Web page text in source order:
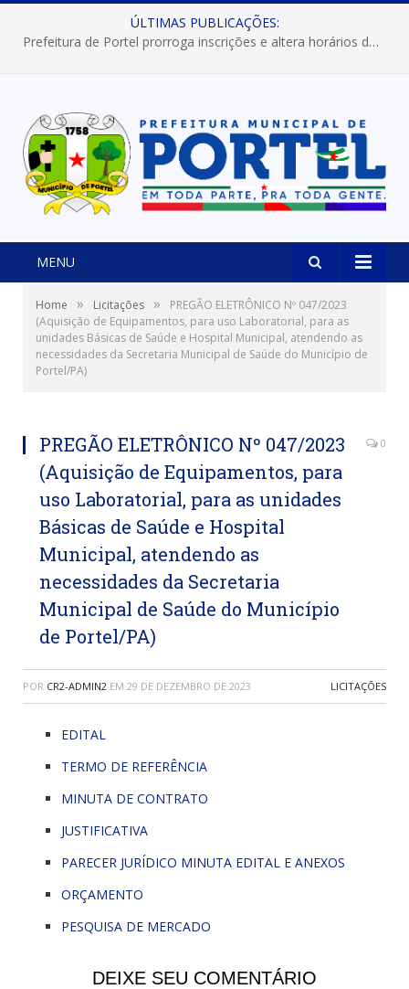
ÚLTIMAS PUBLICAÇÕES:
Prefeitura de Portel prorroga inscrições e altera horários dos concursos “Musa” e “Miss Mix Verão 2026”
MENU
Home » Licitações »
PREGÃO ELETRÔNICO Nº 047/2023
(Aquisição de Equipamentos, para uso Laboratorial, para as
unidades Básicas de Saúde e Hospital Municipal, atendendo as
necessidades da Secretaria Municipal de Saúde do Município de
Portel/PA)
PREGÃO ELETRÔNICO Nº 047/2023
(Aquisição de Equipamentos, para
uso Laboratorial, para as unidades
Básicas de Saúde e Hospital
Municipal, atendendo as
necessidades da Secretaria
Municipal de Saúde do Município
de Portel/PA)
0
POR CR2-ADMIN2 EM 29 DE DEZEMBRO DE 2023 LICITAÇÕES
EDITAL
TERMO DE REFERÊNCIA
MINUTA DE CONTRATO
JUSTIFICATIVA
PARECER JURÍDICO MINUTA EDITAL E ANEXOS
ORÇAMENTO
PESQUISA DE MERCADO
DEIXE SEU COMENTÁRIO